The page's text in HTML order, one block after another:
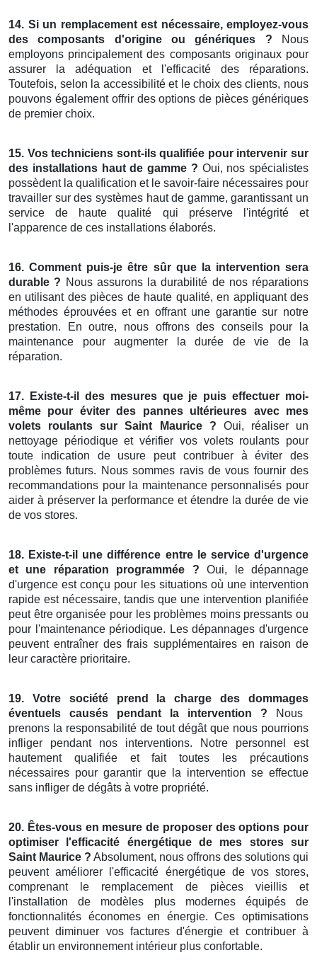
14. Si un remplacement est nécessaire, employez-vous
descomposants d'origine ougénériques ? Nous
employons principalement des composants originaux pour
assurer la adéquation et l'efficacité des réparations.
Toutefois, selon la accessibilité et le choix des clients, nous
pouvons également offrir des options de pièces génériques
de premier choix.
15. Vos techniciens sont-ilsqualifiée pour intervenir sur
des installationshaut de gamme ? Oui, nos spécialistes
possèdent la qualification et le savoir-faire nécessaires pour
travailler sur des systèmes haut de gamme, garantissant un
service de haute qualité qui préserve l'intégrité et
l'apparence de ces installations élaborés.
16. Comment puis-je être sûrque la intervention sera
durable ? Nous assurons la durabilité de nos réparations
en utilisant des pièces de haute qualité, en appliquant des
méthodes éprouvées et en offrant une garantie sur notre
prestation. En outre, nous offrons des conseils pour la
maintenance pour augmenter la durée de vie de la
réparation.
17. Existe-t-il des mesuresque je puis effectuer moi-
même pour éviter des pannes ultérieures avec mes
volets roulants
sur Saint Maurice ? Oui, réaliser un
nettoyage périodique et vérifier vos volets roulants pour
toute indication de usure peut contribuer à éviter des
problèmes futurs. Nous sommes ravis de vous fournir des
recommandations pour la maintenance personnalisés pour
aider à préserver la performance et étendre la durée de vie
de vos stores.
18. Existe-t-il une différence entre le service d'urgence
et une réparation programmée ? Oui, le dépannage
d'urgence est conçu pour les situations où une intervention
rapide est nécessaire, tandis que une intervention planifiée
peut être organisée pour les problèmes moins pressants ou
pour l'maintenance périodique. Les dépannages d'urgence
peuvent entraîner des frais supplémentaires en raison de
leur caractère prioritaire.
19. Votre société prend lacharge des dommages
éventuels causés pendant la intervention ? Nous
prenons la responsabilité de tout dégât que nous pourrions
infliger pendant nos interventions. Notre personnel est
hautement qualifiée et fait toutes les précautions
nécessaires pour garantir que la intervention se effectue
sans infliger de dégâts à votre propriété.
20. Êtes-vous en mesure de proposer desoptions pour
optimiser l'efficacité énergétiquede mes stores
sur
Saint Maurice ? Absolument, nous offrons des solutions qui
peuvent améliorer l'efficacité énergétique de vos stores,
comprenant le remplacement de pièces vieillis et
l'installation de modèles plus modernes équipés de
fonctionnalités économes en énergie. Ces optimisations
peuvent diminuer vos factures d'énergie et contribuer à
établir un environnement intérieur plus confortable.